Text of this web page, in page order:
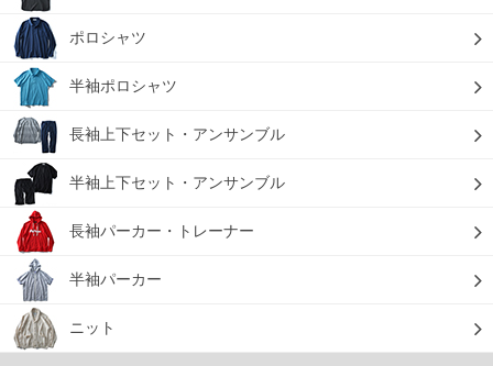
ポロシャツ
半袖ポロシャツ
長袖上下セット・アンサンブル
半袖上下セット・アンサンブル
長袖パーカー・トレーナー
半袖パーカー
ニット